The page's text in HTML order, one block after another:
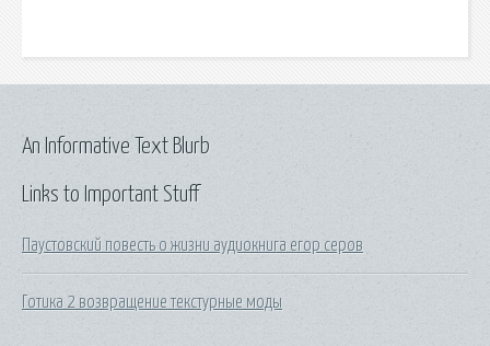
Links to Important Stuff
Паустовский повесть о жизни аудиокнига егор серов
Готика 2 возвращение текстурные моды
An Informative Text Blurb